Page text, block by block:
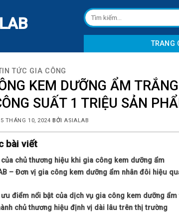
Tìm
kiếm:
TRANG
TỨC GIA CÔNG
KEM DƯỠNG ẨM
SUẤT 1 TRIỆU SẢN
5 THÁNG 10, 2024 BỞIASIALAB
bài viết
của chủ thương hiệu khi gia công kem dưỡng ẩm
– Đơn vị gia công kem dưỡng ẩm nhân đôi hiệu
ưu điểm nổi bật của dịch vụ gia công kem dưỡng ẩm
chủ thương hiệu định vị dài lâu trên thị trường